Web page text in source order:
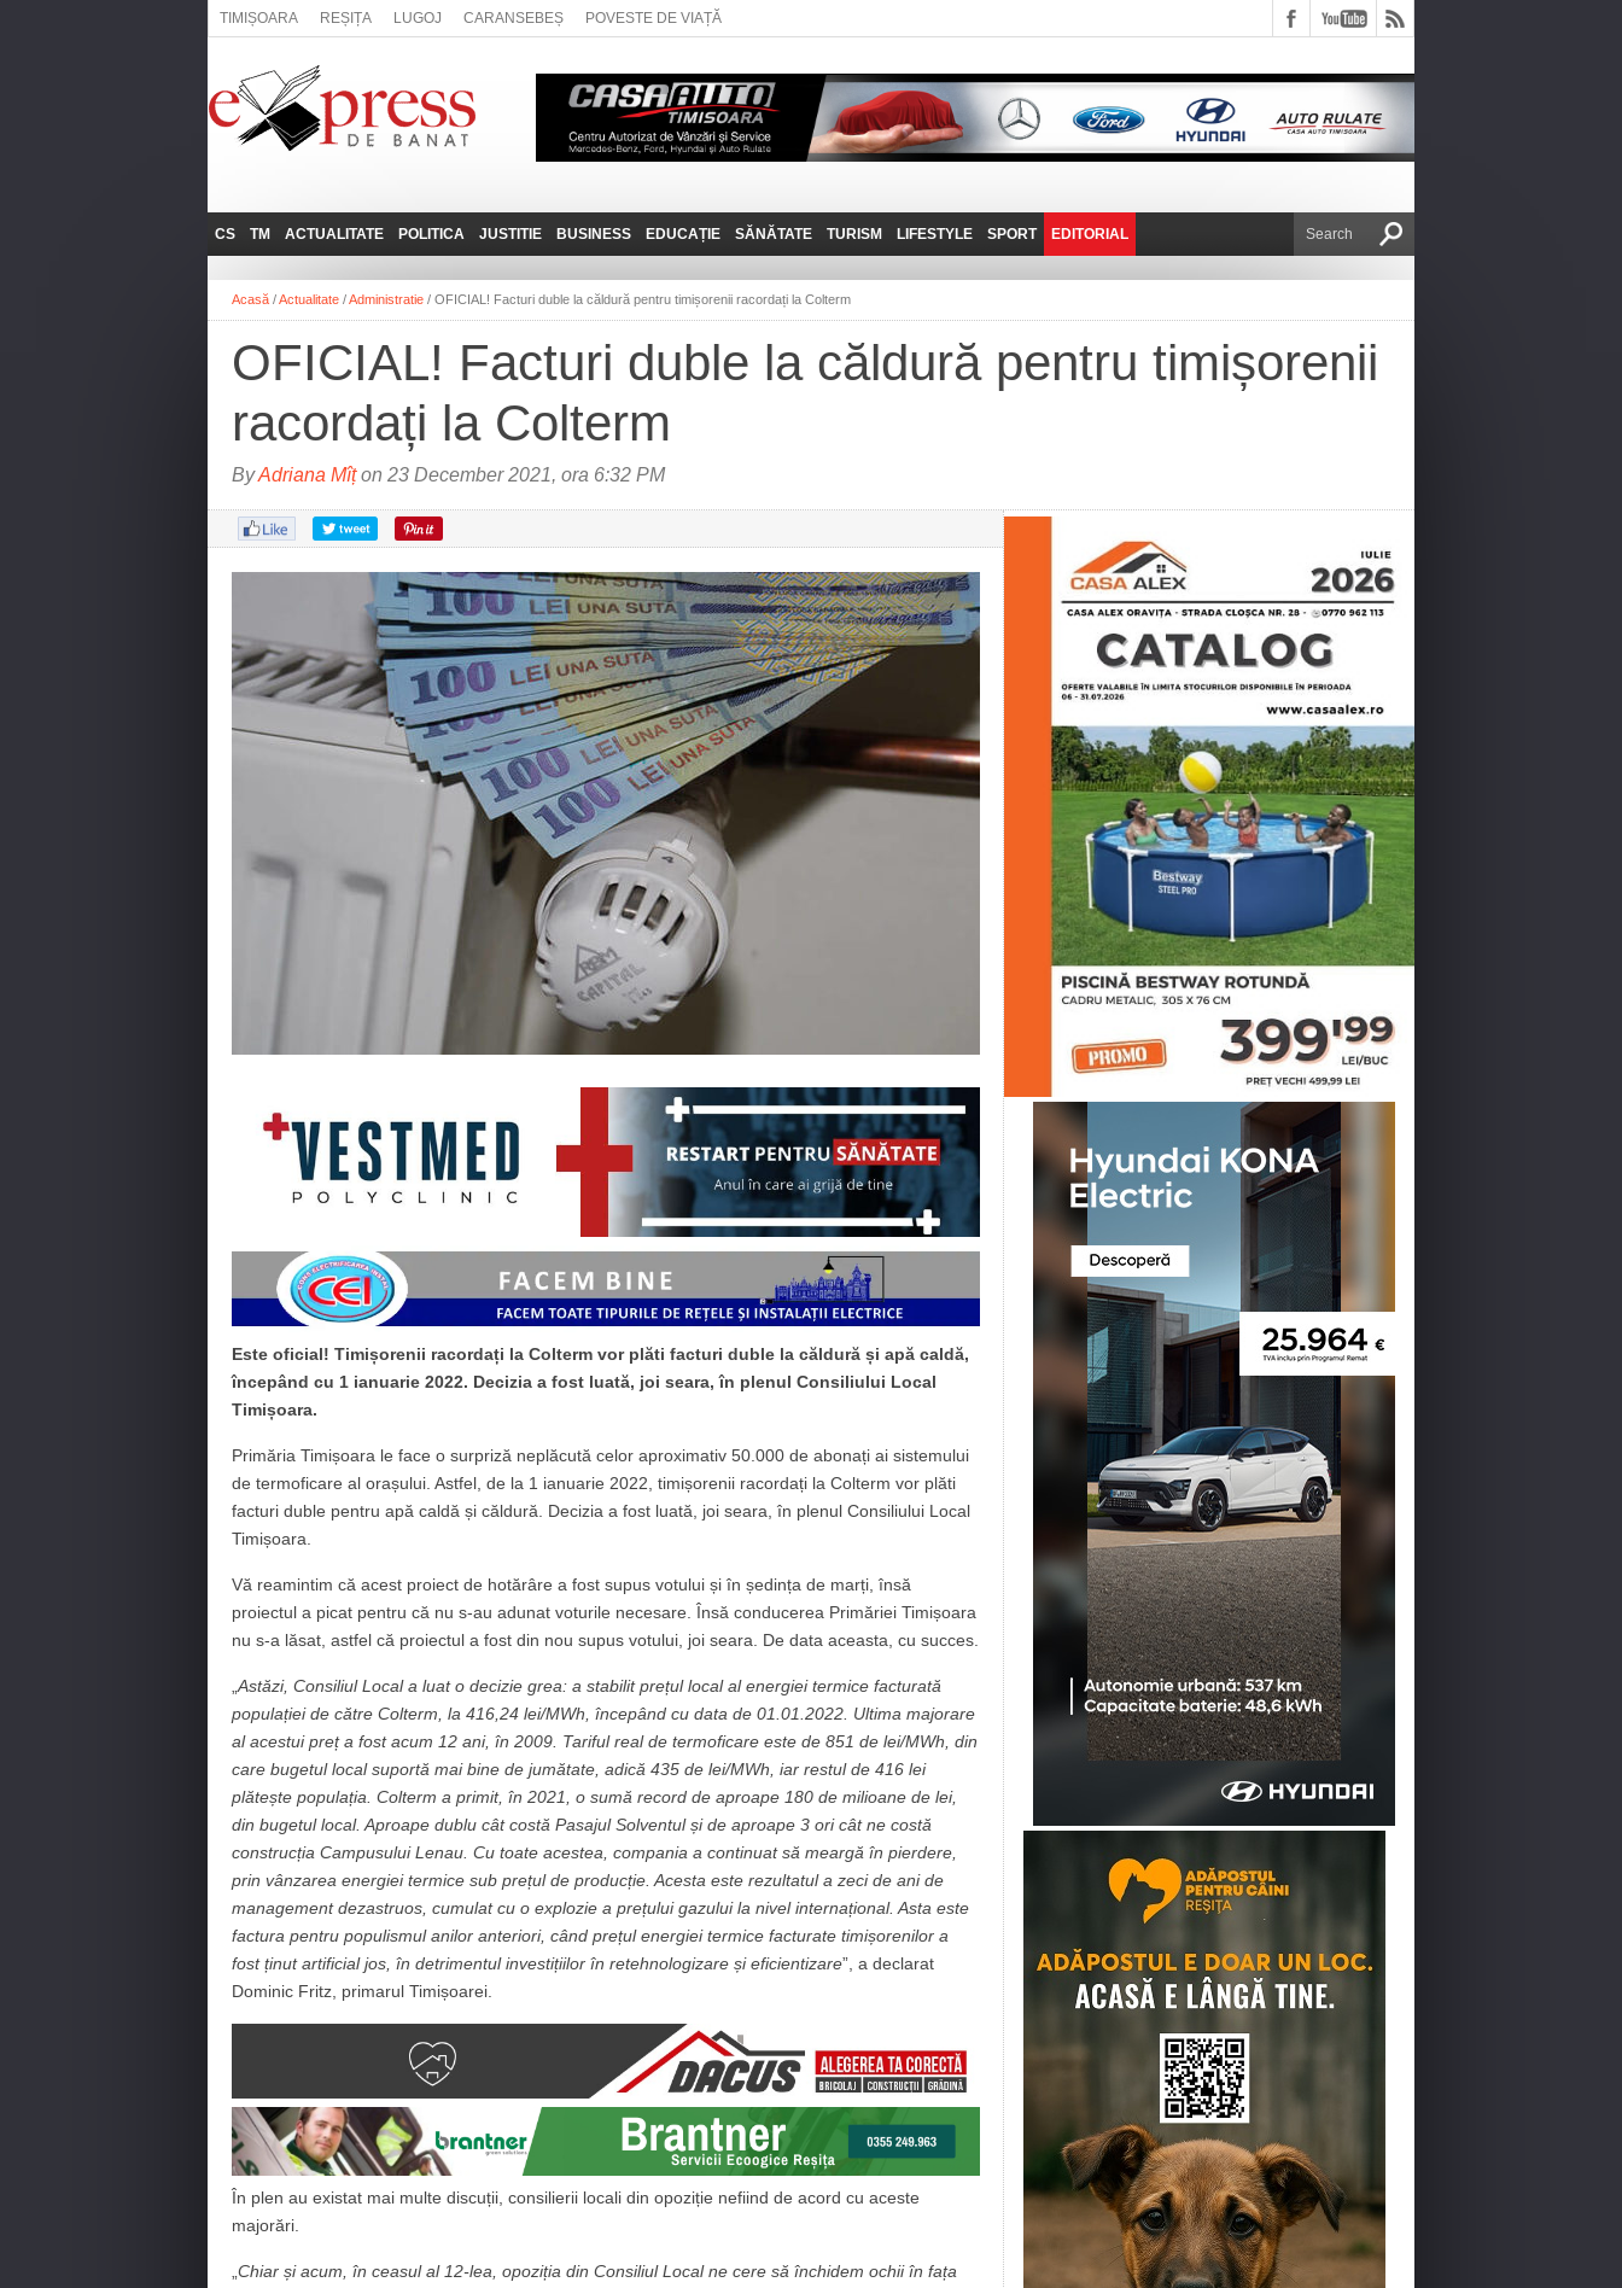
TIMIȘOARA REȘIȚA LUGOJ CARANSEBEȘ POVESTE DE VIAȚĂ
CS
REȘIȚA
CARANSEBEȘ
ANINA
BOCŞA
ORAVIȚA
OȚELU ROŞU
TM
LUGOJ
TIMIȘOARA
ACTUALITATE
ADMINISTRATIE
NAȚIONAL
SOCIAL
POLITICA
EXPRESSLIVE
INTERVIURILE
JUSTITIE BUSINESS
JOB-URI
TEHNIT
EDUCAȚIE SĂNĂTATE TURISM
PRIN MUNȚII
BANATULUI
FANTASTICUL BANAT
LIFESTYLE
POVESTE DE VIAȚĂ
SPORT EDITORIAL
DE VICTOR NAFIRU
Acasă /Actualitate /Administratie / OFICIAL! Facturi duble la căldură pentru timișorenii racordați la Colterm
OFICIAL! Facturi duble la căldură pentru timișorenii
racordați la Colterm
ByAdriana Mîțon 23 December 2021, ora 6:32 PM
Este oficial! Timișorenii racordați la Colterm vor plăti facturi duble la căldură și apă caldă,
începând cu 1 ianuarie 2022. Decizia a fost luată, joi seara, în plenul Consiliului Local
Timișoara.
Primăria Timișoara le face o surpriză neplăcută celor aproximativ 50.000 de abonați ai sistemului
de termoficare al orașului. Astfel, de la 1 ianuarie 2022, timișorenii racordați la Colterm vor plăti
facturi duble pentru apă caldă și căldură. Decizia a fost luată, joi seara, în plenul Consiliului Local
Timișoara.
Vă reamintim că acest proiect de hotărâre a fost supus votului și în ședința de marți, însă
proiectul a picat pentru că nu s-au adunat voturile necesare. Însă conducerea Primăriei Timișoara
nu s-a lăsat, astfel că proiectul a fost din nou supus votului, joi seara. De data aceasta, cu succes.
Astăzi, Consiliul Local a luat o decizie grea: a stabilit prețul local al energiei termice facturată
populației de către Colterm, la 416,24 lei/MWh, începând cu data de 01.01.2022. Ultima majorare
al acestui preț a fost acum 12 ani, în 2009. Tariful real de termoficare este de 851 de lei/MWh, din
care bugetul local suportă mai bine de jumătate, adică 435 de lei/MWh, iar restul de 416 lei
plătește populația. Colterm a primit, în 2021, o sumă record de aproape 180 de milioane de lei,
din bugetul local. Aproape dublu cât costă Pasajul Solventul și de aproape 3 ori cât ne costă
construcția Campusului Lenau. Cu toate acestea, compania a continuat să meargă în pierdere,
prin vânzarea energiei termice sub prețul de producție. Acesta este rezultatul a zeci de ani de
management dezastruos, cumulat cu o explozie a prețului gazului la nivel internațional. Asta este
factura pentru populismul anilor anteriori, când prețul energiei termice facturate timișorenilor a
fost ținut artificial jos, în detrimentul investițiilor în retehnologizare și eficientizare”, a declarat
Dominic Fritz, primarul Timișoarei.
În plen au existat mai multe discuții, consilierii locali din opoziție nefiind de acord cu aceste
majorări.
„Chiar și acum, în ceasul al 12-lea, opoziția din Consiliul Local ne cere să închidem ochii în fața